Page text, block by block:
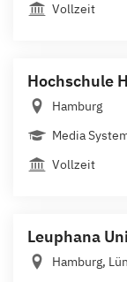
Vollzeit
Hochschule
Hamburg
Media
Vollzeit
Leuphana
Hamburg,